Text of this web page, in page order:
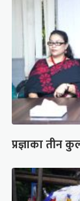
प्रज्ञाका तीन